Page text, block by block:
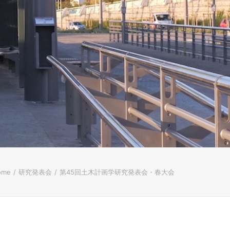
研究発表会 第45回土木計画学研究発表会・春大会